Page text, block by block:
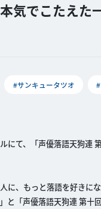
気でこたえ
#サンキュータツオ
にて、「声優落語天狗連
、もっと落語を好きに
と「声優落語天狗連 第